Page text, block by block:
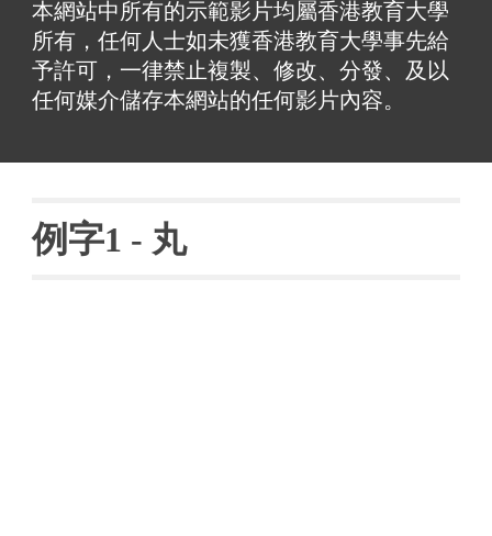
本網站中所有的示範影片均屬香港教育大學
所有，任何人士如未獲香港教育大學事先給
予許可，一律禁止複製、修改、分發、及以
任何媒介儲存本網站的任何影片內容。
例字1 - 丸